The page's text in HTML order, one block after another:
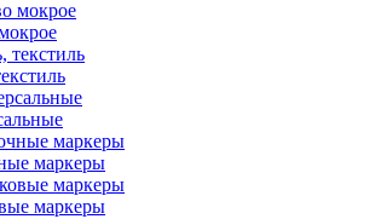
маркеры
маркеры